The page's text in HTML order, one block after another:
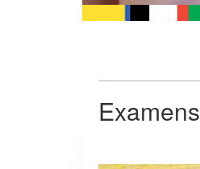
Examens